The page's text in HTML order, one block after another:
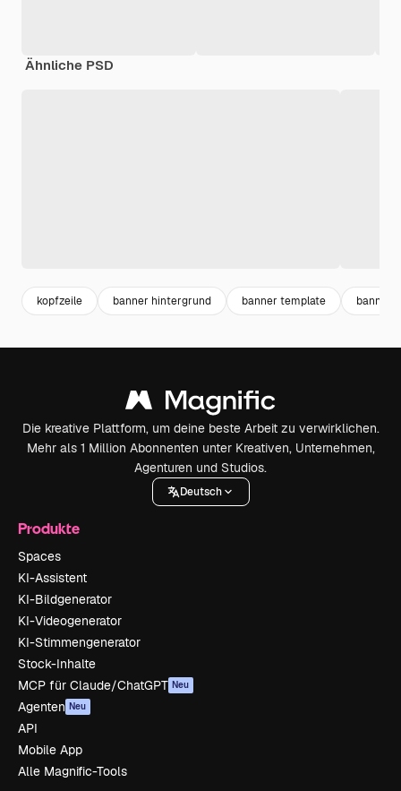
Ähnliche PSD
kopfzeile banner hintergrund banner template banner
Die kreative Plattform, um deine beste Arbeit zu verwirklichen.
Mehr als 1 Million Abonnenten unter Kreativen, Unternehmen,
Agenturen und Studios.
Deutsch
Produkte
Spaces
KI-Assistent
KI-Bildgenerator
KI-Videogenerator
KI-Stimmengenerator
Stock-Inhalte
MCP für Claude/ChatGPT Neu
Agenten Neu
API
Mobile App
Alle Magnific-Tools